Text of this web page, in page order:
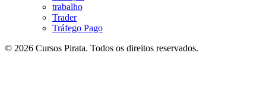
trabalho
Trader
Tráfego Pago
© 2026 Cursos Pirata. Todos os direitos reservados.